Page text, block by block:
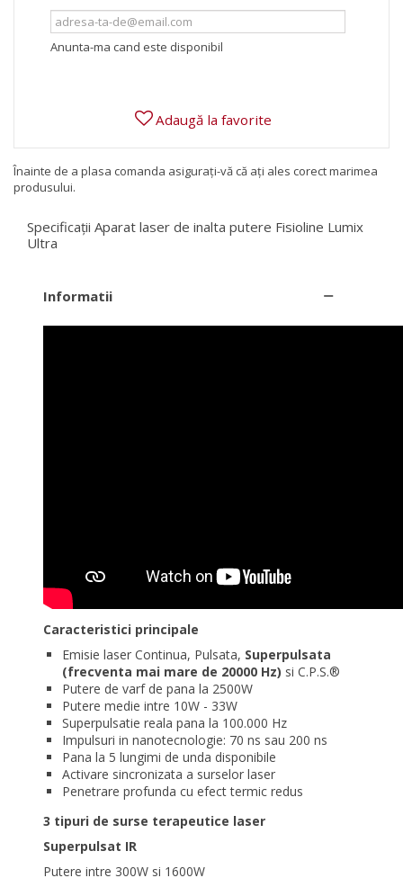
Anunta-ma cand este disponibil
Adaugă la favorite
Înainte de a plasa comanda asigurați-vă că ați ales corect marimea
produsului.
Specificații Aparat laser de inalta putere Fisioline Lumix
Ultra
Informatii
Caracteristici principale
Emisie laser Continua, Pulsata, Superpulsata
(frecventa mai mare de 20000 Hz) si C.P.S.®
Putere de varf de pana la 2500W
Putere medie intre 10W - 33W
Superpulsatie reala pana la 100.000 Hz
Impulsuri in nanotecnologie: 70 ns sau 200 ns
Pana la 5 lungimi de unda disponibile
Activare sincronizata a surselor laser
Penetrare profunda cu efect termic redus
3 tipuri de surse terapeutice laser
Superpulsat IR
Putere intre 300W si 1600W